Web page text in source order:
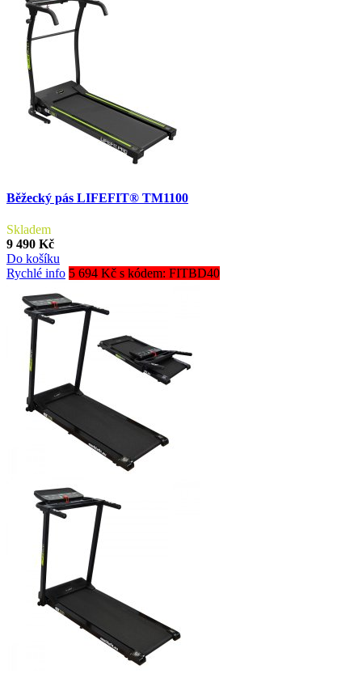
Běžecký pás LIFEFIT® TM1100
Skladem
9 490 Kč
Do košíku
Rychlé info 5 694 Kč s kódem: FITBD40